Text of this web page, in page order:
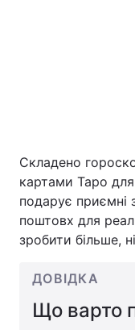
Складено
картами Таро для
подарує приємні
поштовх для
зробити більше,
ДОВІДКА
Що варто